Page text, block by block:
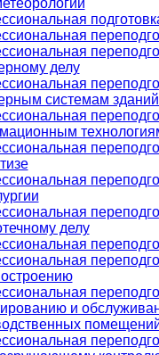
делу
системам
делу
и